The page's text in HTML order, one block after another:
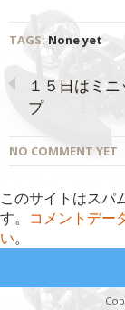
ド
ウ
で
き
ま
す)
TAGS: None yet
１５日はミ
プ
NO COMMENT YET
このサイトはスパ
す。 コメントデー
い。